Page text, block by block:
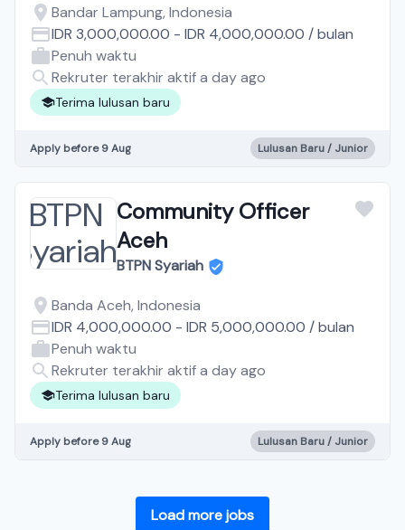
Bandar Lampung, Indonesia
IDR 3,000,000.00 - IDR 4,000,000.00 /bulan
Penuh waktu
Rekruter terakhir aktif a day ago
Terima lulusan baru
Apply before 9 Aug Lulusan Baru / Junior
Community Officer
Aceh
BTPN Syariah
Banda Aceh, Indonesia
IDR 4,000,000.00 - IDR 5,000,000.00 /bulan
Penuh waktu
Rekruter terakhir aktif a day ago
Terima lulusan baru
Apply before 9 Aug Lulusan Baru / Junior
Load more jobs